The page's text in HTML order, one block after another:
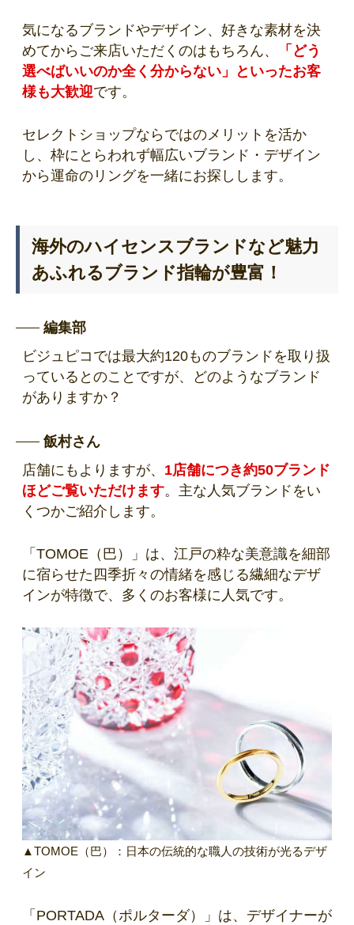
気になるブランドやデザイン、好きな素材を決
めてからご来店いただくのはもちろん、
「どう
選べばいいのか全く分からない」といったお客
様も大歓迎です。
セレクトショップならではのメリットを活か
し、枠にとらわれず幅広いブランド・デザイン
から運命のリングを一緒にお探しします。
海外のハイセンスブランドなど魅力
あふれるブランド指輪が豊富！
編集部
ビジュピコでは最大約120ものブランドを取り扱
っているとのことですが、どのようなブランド
がありますか？
飯村さん
店舗にもよりますが、 1店舗につき約50ブランド
ほどご覧いただけます。主な人気ブランドをい
くつかご紹介します。
「TOMOE（巴）」は、江戸の粋な美意識を細部
に宿らせた四季折々の情緒を感じる繊細なデザ
インが特徴で、多くのお客様に人気です。
▲TOMOE（巴）：日本の伝統的な職人の技術が光るデザ
イン
「PORTADA（ポルターダ）」は、デザイナーが